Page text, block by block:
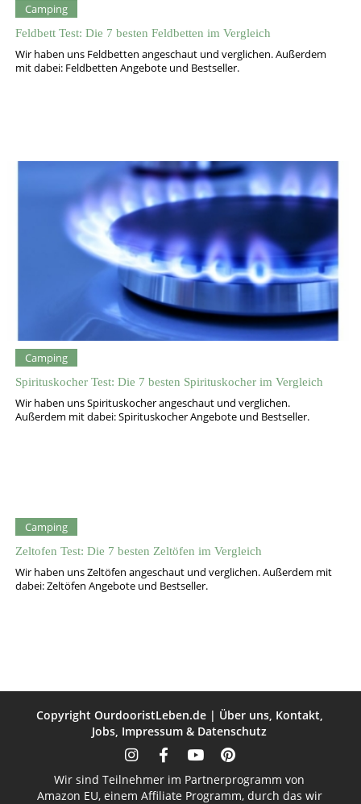
Camping
Feldbett Test: Die 7 besten Feldbetten im Vergleich
Wir haben uns Feldbetten angeschaut und verglichen. Außerdem
mit dabei: Feldbetten Angebote und Bestseller.
Camping
Spirituskocher Test: Die 7 besten Spirituskocher im Vergleich
Wir haben uns Spirituskocher angeschaut und verglichen.
Außerdem mit dabei: Spirituskocher Angebote und Bestseller.
Camping
Zeltofen Test: Die 7 besten Zeltöfen im Vergleich
Wir haben uns Zeltöfen angeschaut und verglichen. Außerdem mit
dabei: Zeltöfen Angebote und Bestseller.
Copyright OurdooristLeben.de| Über uns, Kontakt
Jobs Impressum & Datenschutz
Wir sind Teilnehmer im Partnerprogramm von
Amazon EU, einem Affiliate Programm, durch das wir